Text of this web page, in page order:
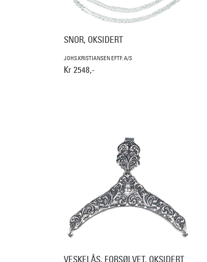
SNOR, OKSIDERT
JOHS.KRISTIANSEN EFTF. A/S
Kr 2548,-
VESKELÅS, FORSØLVET, OKSIDERT